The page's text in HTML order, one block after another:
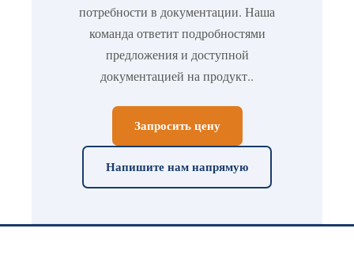
потребности в документации. Наша
команда ответит подробностями
предложения и доступной
документацией на продукт..
Запросить цену
Напишите нам напрямую